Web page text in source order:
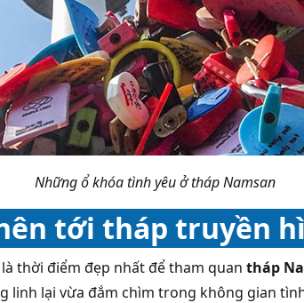
Những ổ khóa tình yêu ở tháp Namsan
tới tháp truyền
thời điểm đẹp nhất để tham quan tháp
linh lại vừa đắm chìm trong không gian